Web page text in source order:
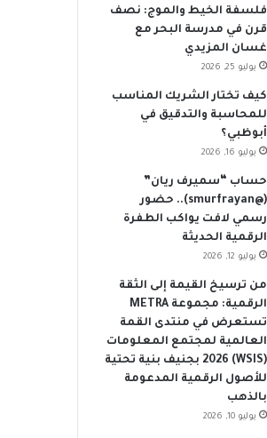
فلسفة الخيط والموج: نصف
قرن في مدرسة البحر مع
غسان المزيدي
يوليو 25, 2026
كيف تختار الشريك المناسب
للمحاسبة والتدقيق في
أبوظبي؟
يوليو 16, 2026
حساب “سميرف ريان”
(@smurfrayan).. حضور
رسمي لافت يواكب الطفرة
الرقمية الحديثة
يوليو 12, 2026
من ترسيخ القيمة إلى الثقة
الرقمية: مجموعة METRA
تستعرض في منتدى القمة
العالمية لمجتمع المعلومات
(WSIS) 2026 بجنيف بنية تحتية
للأصول الرقمية المدعومة
بالذهب
يوليو 10, 2026